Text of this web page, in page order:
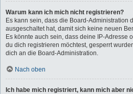
Warum kann ich mich nicht registrieren?
Es kann sein, dass die Board-Administration
ausgeschaltet hat, damit sich keine neuen
Es könnte auch sein, dass deine IP-Adresse
du dich registrieren möchtest, gesperrt
dich an die Board-Administration.
Nach oben
Ich habe mich registriert, kann mich aber